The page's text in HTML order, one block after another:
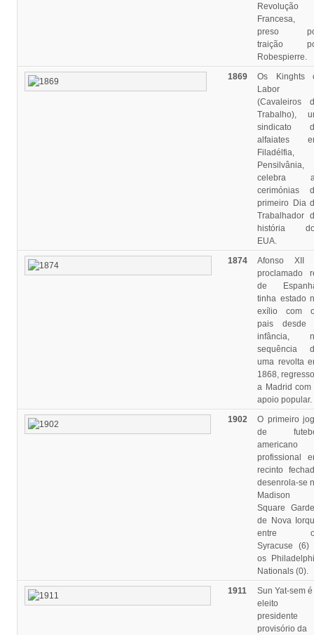
Revolução
Francesa,
preso
traição
Robespierre.
1869
Os Kinghts
Labor
(Cavaleiros
Trabalho),
sindicato
alfaiates
Filadélfia,
Pensilvânia,
celebra
cerimónias
primeiro Dia
Trabalhador
história
EUA.
1874
Afonso XII
proclamado
de
tinha estado
exílio com
pais desde
infância,
sequência
uma revolta
1868,
a Madrid com
apoio popular.
1902
O primeiro
de
americano
profissional
recinto
desenrola-se
Madison
Square
de Nova
entre
Syracuse (6)
os
Nationals (0).
1911
Sun Yat-sem é
eleito
presidente
provisório da